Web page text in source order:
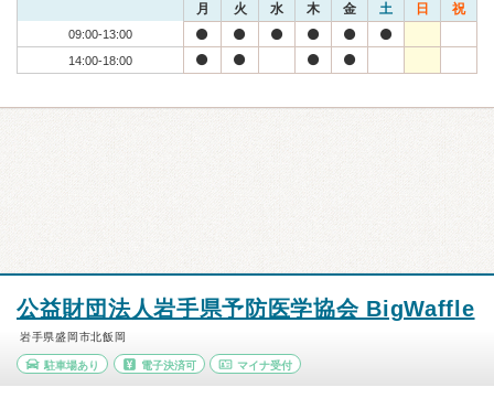
月 火 水 木 金 土 日 祝
09:00-13:00
14:00-18:00
公益財団法人岩手県予防医学協会 BigWaffle
岩手県盛岡市北飯岡
駐車場あり 電子決済可 マイナ受付